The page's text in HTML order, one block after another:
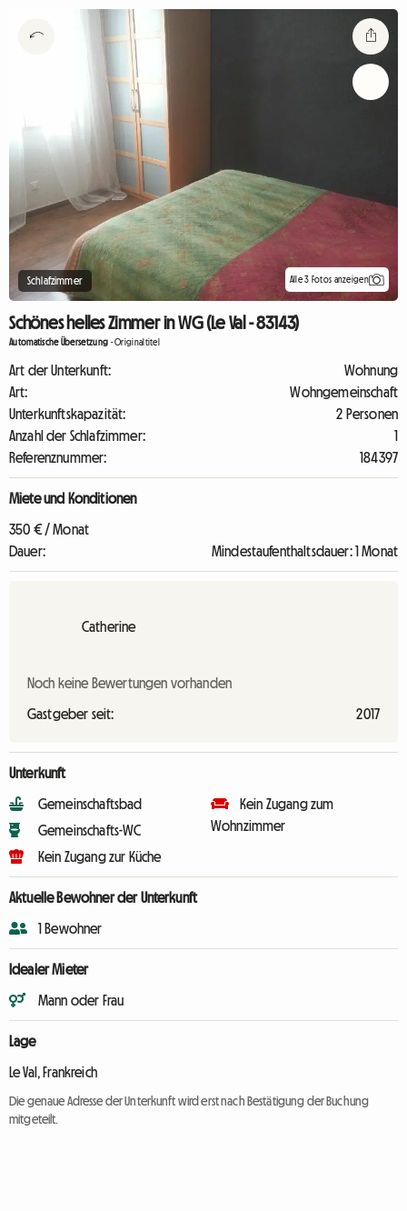
Schlafzimmer Alle 3 Fotos anzeigen
Schönes helles Zimmer in WG (Le Val - 83143)
Automatische Übersetzung -Originaltitel
Art der Unterkunft:
Wohnung
Art:
Wohngemeinschaft
Unterkunftskapazität:
2 Personen
Anzahl der Schlafzimmer:
1
Referenznummer:
184397
Miete und Konditionen
350 € / Monat
Dauer:
Mindestaufenthaltsdauer: 1 Monat
Catherine
Noch keine Bewertungen vorhanden
Gastgeber seit: 2017
Unterkunft
Gemeinschaftsbad
Gemeinschafts-WC
Kein Zugang zur Küche
Kein Zugang zum
Wohnzimmer
Aktuelle Bewohner der Unterkunft
1 Bewohner
Idealer Mieter
Mann oder Frau
Lage
Le Val, Frankreich
Die genaue Adresse der Unterkunft wird erst nach Bestätigung der Buchung
mitgeteilt.